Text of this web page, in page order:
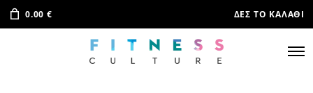
0.00 € ΔΕΣ ΤΟ ΚΑΛΆΘΙ